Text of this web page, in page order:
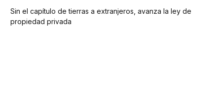
Sin el capítulo de tierras a extranjeros, avanza la ley de
propiedad privada